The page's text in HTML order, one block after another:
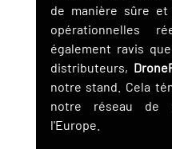
de manière sûre
opérationnelles
également ravis
distributeurs,
notre stand. Cela
notre réseau de
l'Europe.